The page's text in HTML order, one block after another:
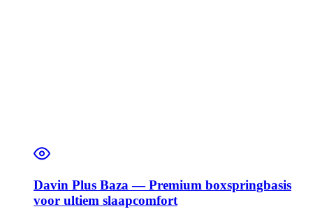
Davin Plus Baza — Premium boxspringbasis
voor ultiem slaapcomfort